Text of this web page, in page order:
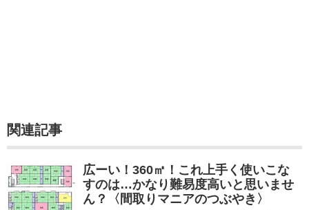
関連記事
広ーい！360㎡！これ上手く使いこな
すのは…かなり難易度高いと思いませ
ん？〈間取りマニアのつぶやき〉